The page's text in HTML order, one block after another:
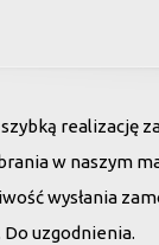
realizację
w naszym
wysłania
uzgodnienia.